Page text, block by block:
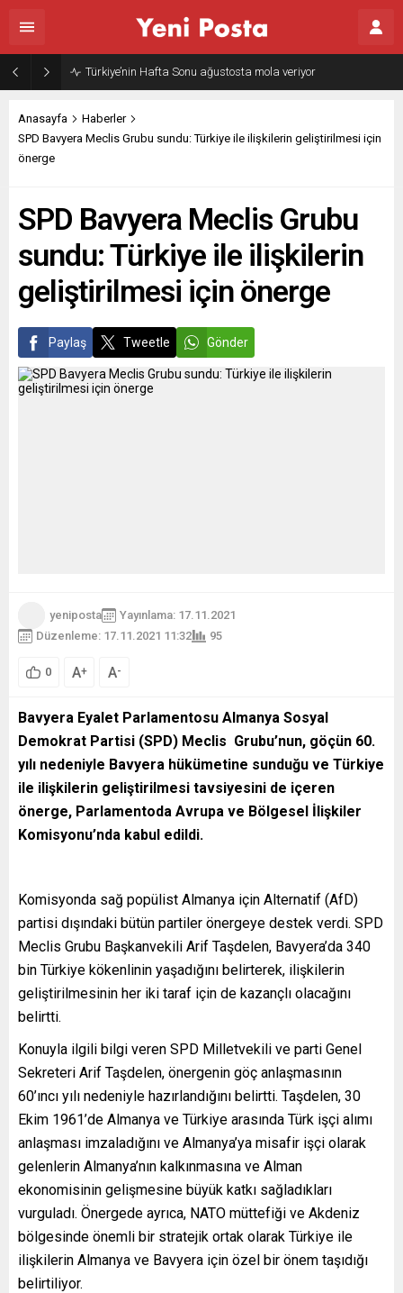
Gazze’nin geleceği: Teknokratik kontrol mü, kolonializm mi?
Anasayfa
Haberler
SPD Bavyera Meclis Grubu sundu: Türkiye ile ilişkilerin geliştirilmesi için
önerge
SPD Bavyera Meclis Grubu
sundu: Türkiye ile ilişkilerin
geliştirilmesi için önerge
Paylaş Tweetle Gönder
yeniposta
Yayınlama: 17.11.2021
Düzenleme: 17.11.2021 11:32
95
0 A+ A-
Bavyera Eyalet Parlamentosu Almanya Sosyal
Demokrat Partisi (SPD) Meclis Grubu’nun, göçün 60.
yılı nedeniyle Bavyera hükümetine sunduğu ve Türkiye
ile ilişkilerin geliştirilmesi tavsiyesini de içeren
önerge, Parlamentoda Avrupa ve Bölgesel İlişkiler
Komisyonu’nda kabul edildi.
Komisyonda sağ popülist Almanya için Alternatif (AfD)
partisi dışındaki bütün partiler önergeye destek verdi. SPD
Meclis Grubu Başkanvekili Arif Taşdelen, Bavyera’da 340
bin Türkiye kökenlinin yaşadığını belirterek, ilişkilerin
geliştirilmesinin her iki taraf için de kazançlı olacağını
belirtti.
Konuyla ilgili bilgi veren SPD Milletvekili ve parti Genel
Sekreteri Arif Taşdelen, önergenin göç anlaşmasının
60’ıncı yılı nedeniyle hazırlandığını belirtti. Taşdelen, 30
Ekim 1961’de Almanya ve Türkiye arasında Türk işçi alımı
anlaşması imzaladığını ve Almanya’ya misafir işçi olarak
gelenlerin Almanya’nın kalkınmasına ve Alman
ekonomisinin gelişmesine büyük katkı sağladıkları
vurguladı. Önergede ayrıca, NATO müttefiği ve Akdeniz
bölgesinde önemli bir stratejik ortak olarak Türkiye ile
ilişkilerin Almanya ve Bavyera için özel bir önem taşıdığı
belirtiliyor.